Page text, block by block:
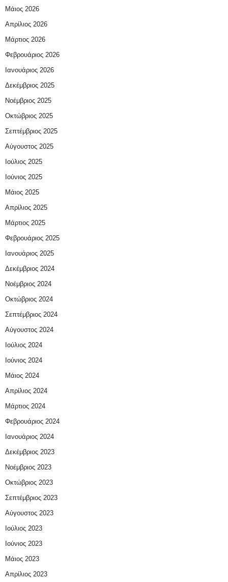
Μάιος 2026
Απρίλιος 2026
Μάρτιος 2026
Φεβρουάριος 2026
Ιανουάριος 2026
Δεκέμβριος 2025
Νοέμβριος 2025
Οκτώβριος 2025
Σεπτέμβριος 2025
Αύγουστος 2025
Ιούλιος 2025
Ιούνιος 2025
Μάιος 2025
Απρίλιος 2025
Μάρτιος 2025
Φεβρουάριος 2025
Ιανουάριος 2025
Δεκέμβριος 2024
Νοέμβριος 2024
Οκτώβριος 2024
Σεπτέμβριος 2024
Αύγουστος 2024
Ιούλιος 2024
Ιούνιος 2024
Μάιος 2024
Απρίλιος 2024
Μάρτιος 2024
Φεβρουάριος 2024
Ιανουάριος 2024
Δεκέμβριος 2023
Νοέμβριος 2023
Οκτώβριος 2023
Σεπτέμβριος 2023
Αύγουστος 2023
Ιούλιος 2023
Ιούνιος 2023
Μάιος 2023
Απρίλιος 2023